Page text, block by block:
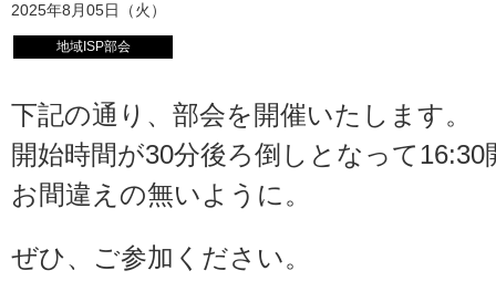
2025年8月05日（火）
地域ISP部会
下記の通り、部会を開催いたします。
開始時間が30分後ろ倒しとなって
お間違えの無いように。
ぜひ、ご参加ください。